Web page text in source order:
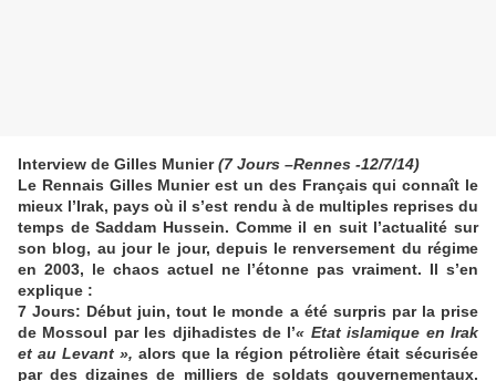
Interview de Gilles Munier(7 Jours –Rennes -12/7/14)
Le Rennais Gilles Munier est un des Français qui connaît le
mieux l’Irak, pays où il s’est rendu à de multiples reprises du
temps de Saddam Hussein. Comme il en suit l’actualité sur
son blog, au jour le jour, depuis le renversement du régime
en 2003, le chaos actuel ne l’étonne pas vraiment. Il s’en
explique :
7 Jours: Début juin, tout le monde a été surpris par la prise
de Mossoul par les djihadistes de l’« Etat islamique en Irak
et au Levant », alors que la région pétrolière était sécurisée
par des dizaines de milliers de soldats gouvernementaux.